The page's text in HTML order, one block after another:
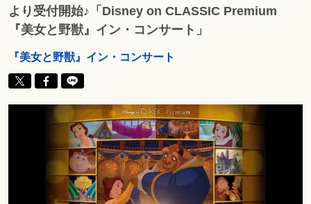
より受付開始♪「Disney on CLASSIC Premium
『美女と野獣』イン・コンサート」
『美女と野獣』イン・コンサート